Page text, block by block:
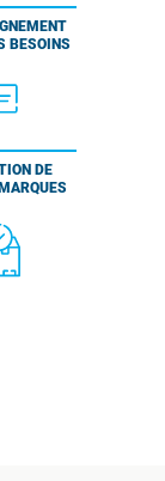
BESOINS
DE